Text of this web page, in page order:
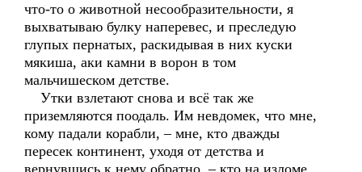
что-то о животной несообразительности, я
выхватываю булку наперевес, и преследую
глупых пернатых, раскидывая в них куски
мякиша, аки камни в ворон в том
мальчишеском детстве.
Утки взлетают снова и всё так же
приземляются поодаль. Им невдомек, что мне,
кому падали корабли, – мне, кто дважды
пересек континент, уходя от детства и
вернувшись к нему обратно, – кто на изломе